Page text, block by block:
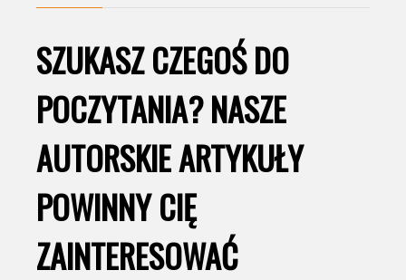
SZUKASZ CZEGOŚ DO
POCZYTANIA? NASZE
AUTORSKIE ARTYKUŁY
POWINNY CIĘ
ZAINTERESOWAĆ